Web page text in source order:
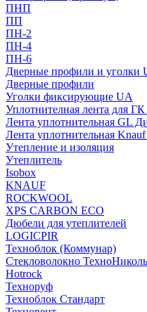
ПНП
ПП
ПН-2
ПН-4
ПН-6
Дверные профили и уголки
Дверные профили
Уголки фиксирующие UA
Уплотнителная лента для
Лента уплотнительная GL
Лента уплотнительная
Утепление и изоляция
Утеплитель
Isobox
KNAUF
ROCKWOOL
XPS CARBON ECO
Дюбели для утеплителей
LOGICPIR
Техноблок (Коммунар)
Стекловолокно ТехноНиколь
Hotrock
Технoруф
Техноблок Стандарт